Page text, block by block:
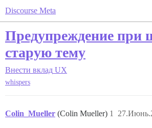
Discourse Meta
Предупреждение при
старую тему
Внести вклад UX
whispers
Colin_Mueller (Colin Mueller) 1